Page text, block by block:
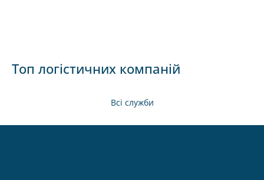
Топ логістичних компаній
Всі служби